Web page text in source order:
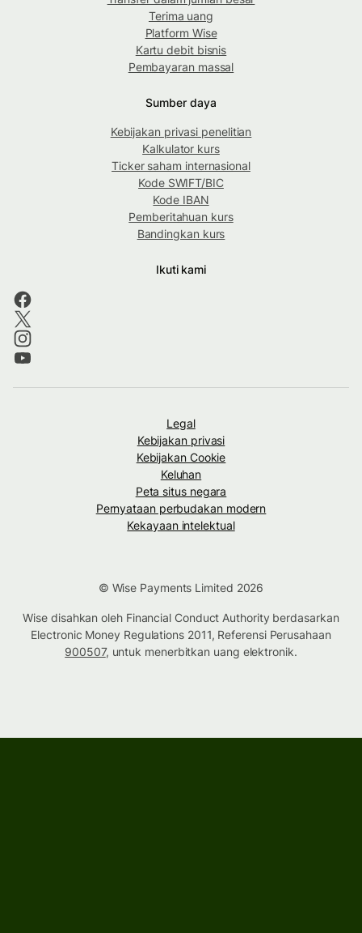
Terima uang
Platform Wise
Kartu debit bisnis
Pembayaran massal
Sumber daya
Kebijakan privasi penelitian
Kalkulator kurs
Ticker saham internasional
Kode SWIFT/BIC
Kode IBAN
Pemberitahuan kurs
Bandingkan kurs
Ikuti kami
Legal
Kebijakan privasi
Kebijakan Cookie
Keluhan
Peta situs negara
Pernyataan perbudakan modern
Kekayaan intelektual
© Wise Payments Limited 2026
Wise disahkan oleh Financial Conduct Authority berdasarkan
Electronic Money Regulations 2011, Referensi Perusahaan
900507, untuk menerbitkan uang elektronik.